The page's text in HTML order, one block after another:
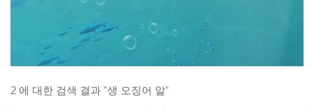
2 에 대한 검색 결과 "생 오징어 알"